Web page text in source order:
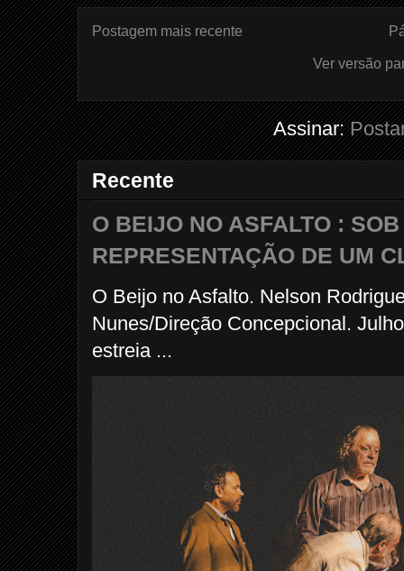
Postagem mais recente
Ver versão
Assinar:
Recente
O BEIJO NO ASFALTO :
REPRESENTAÇÃO DE UM
O Beijo no Asfalto. Nelson
Nunes/Direção Concepcional.
estreia ...